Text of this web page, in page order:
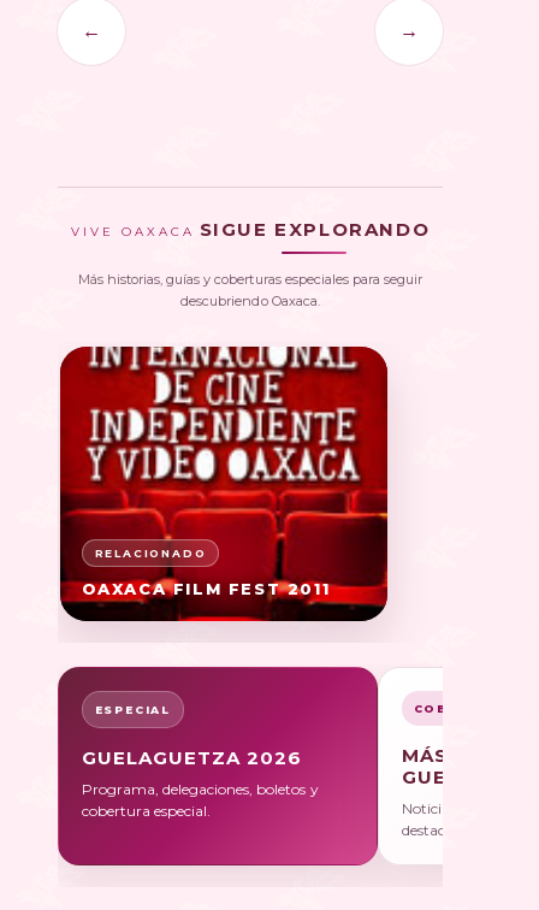
← →
VIVE OAXACA SIGUE EXPLORANDO
Más historias, guías y coberturas especiales para seguir
descubriendo Oaxaca.
OAXACA FILM FEST 2011
ESPECIAL
GUELAGUETZA 2026
Programa, delegaciones, boletos y
cobertura especial.
COBERTURA
MÁS SOBRE
Noticias, galerías y
destacadas.